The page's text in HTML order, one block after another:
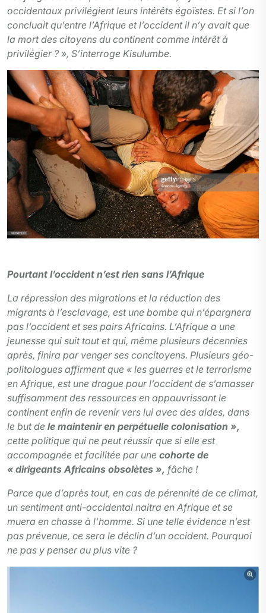
occidentaux privilégient leurs intérêts égoïstes. Et si l’on
concluait qu’entre l’Afrique et l’occident il n’y avait que
la mort des citoyens du continent comme intérêt à
privilégier ? », S’interroge Kisulumbe.
Pourtant l’occident n’est rien sans l’Afrique
La répression des migrations et la réduction des
migrants à l’esclavage, est une bombe qui n’épargnera
pas l’occident et ses pairs Africains. L’Afrique a une
jeunesse qui suit tout et qui, même plusieurs décennies
après, finira par venger ses concitoyens. Plusieurs géo-
politologues affirment que « les guerres et le terrorisme
en Afrique, est une drague pour l’occident de s’amasser
suffisamment des ressources en appauvrissant le
continent enfin de revenir vers lui avec des aides, dans
le but de le maintenir en perpétuelle colonisation »,
cette politique qui ne peut réussir que si elle est
accompagnée et facilitée par une cohorte de
« dirigeants Africains obsolètes », fâche !
Parce que d’après tout, en cas de pérennité de ce climat,
un sentiment anti-occidental naitra en Afrique et se
muera en chasse à l’homme. Si une telle évidence n’est
pas prévenue, ce sera le déclin d’un occident. Pourquoi
ne pas y penser au plus vite ?